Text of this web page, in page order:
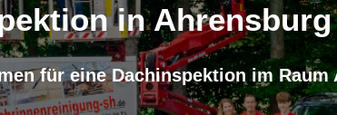
in Ahrensburg
für eine Dachinspektion im Raum